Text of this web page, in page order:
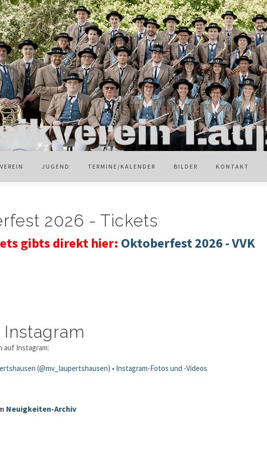
VEREIN JUGEND TERMINE/KALENDER BILDER KONTAKT
2026 - Tickets
gibts direkt hier: Oktoberfest 2026 - VVK
Instagram
auf Instagram:
(@mv_laupertshausen) • Instagram-Fotos und -Videos
Neuigkeiten-Archiv